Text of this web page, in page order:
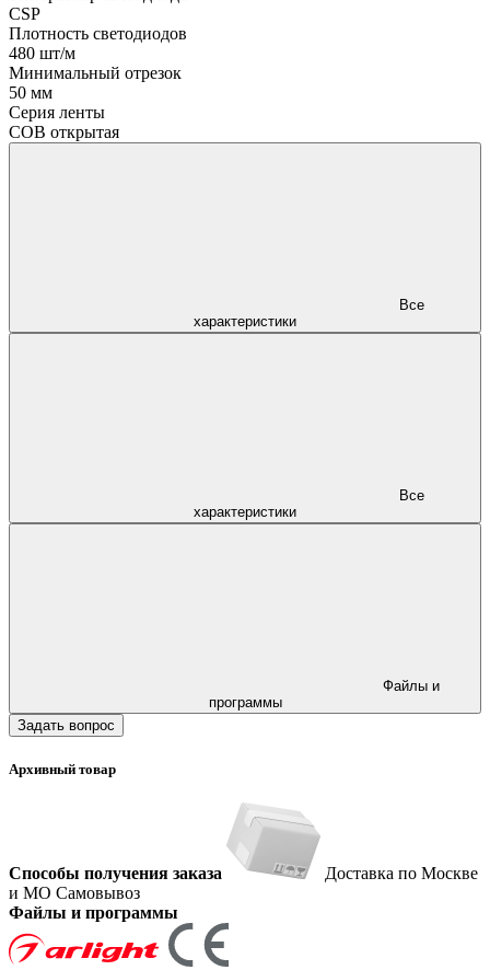
CSP
Плотность светодиодов
480 шт/м
Минимальный отрезок
50 мм
Серия ленты
COB открытая
характеристики
характеристики
программы
Задать вопрос
Архивный товар
Способы получения заказа
Доставка по Москве
и МО Самовывоз
Файлы и программы